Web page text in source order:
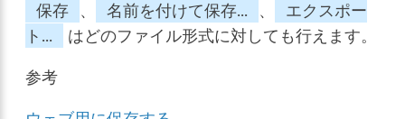
保存 、 名前を付けて保存... 、
エクスポー
ト...
はどのファイル形式に対しても行えます。
参考